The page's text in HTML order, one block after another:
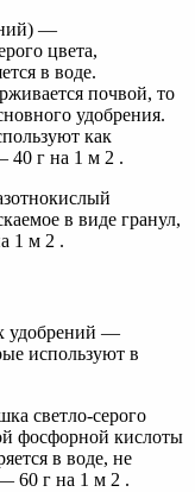
—
цвета,
в воде.
почвой, то
удобрения.
как
40 г на 1 м 2 .
в виде гранул,
1 м 2 .
удобрений —
используют в
светло-серого
фосфорной кислоты
в воде, не
60 г на 1 м 2 .